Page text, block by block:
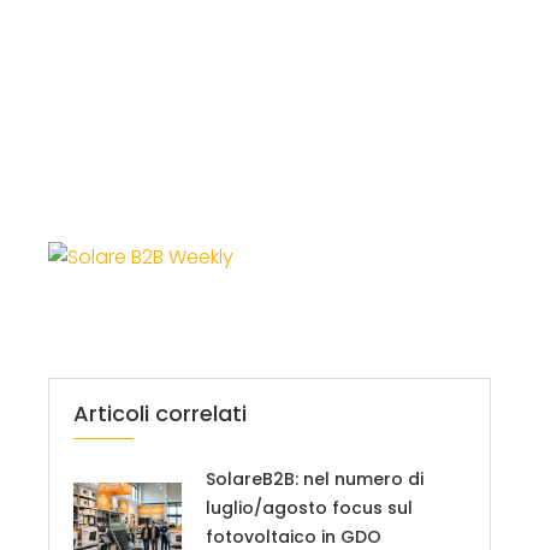
Articoli correlati
SolareB2B: nel numero di
luglio/agosto focus sul
fotovoltaico in GDO